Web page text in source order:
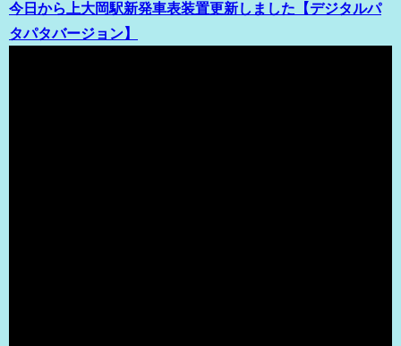
今日から上大岡駅新発車表装置更新しました【デジタルパ
タパタバージョン】